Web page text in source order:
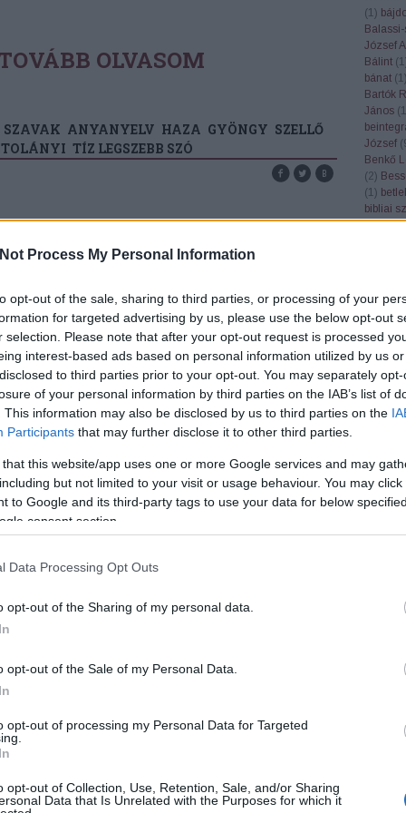
Process My Personal Information
opt-out of the sale, sharing to third parties, or processing of your
for targeted advertising by us, please use the below opt-out
selection. Please note that after your opt-out request is processed
interest-based ads based on personal information utilized by us
to third parties prior to your opt-out. You may separately
of your personal information by third parties on the IAB’s list of
This information may also be disclosed by us to third parties on the
Participants that may further disclose it to other third parties.
that this website/app uses one or more Google services and may
but not limited to your visit or usage behaviour. You may
to Google and its third-party tags to use your data for below
consent section.
Data Processing Opt Outs
opt-out of the Sharing of my personal data.
opt-out of the Sale of my Personal Data.
opt-out of processing my Personal Data for Targeted
opt-out of Collection, Use, Retention, Sale, and/or Sharing
Data that Is Unrelated with the Purposes for which it
OLVASOM
SZAVAK ANYANYELV HAZA GYÖNGY SZELLŐ
TÍZ LEGSZEBB SZÓ
MAGYAR SZÓ
nap a magyar költészet napja, ennek apropóján
közre Kicsi Sándor András nyelvész írását a tíz
magyar szóról. Kommentben várjuk kedves
véleményét: szerintetek melyek a legszebb
szavak? Korszerűtlen elmélkedésnek
a tíz legszebb magyar szón töprengeni,…
TOVÁBB OLVASOM
(1 )
Balassi-
József
Bálint (1
bánat (1 )
Bartók
János (1
József (
Benkő
(2)
(1 )
bibliai
bízik (1)
(1)
(1)
(1 )
Cházár
( 4)
csiperke
(1
)